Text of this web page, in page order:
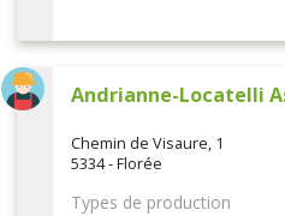
Andrianne-Locatelli
Chemin de Visaure, 1
5334 - Florée
Types de production